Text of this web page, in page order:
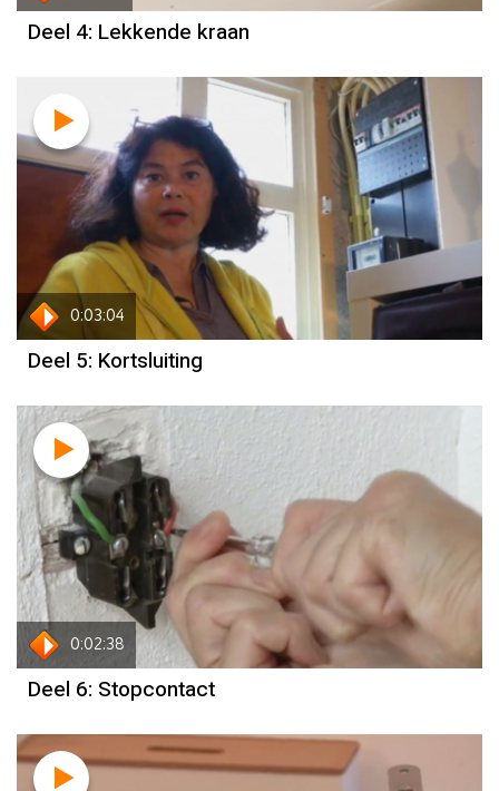
Deel 4: Lekkende kraan
0:03:04
Deel 5: Kortsluiting
0:02:38
Deel 6: Stopcontact